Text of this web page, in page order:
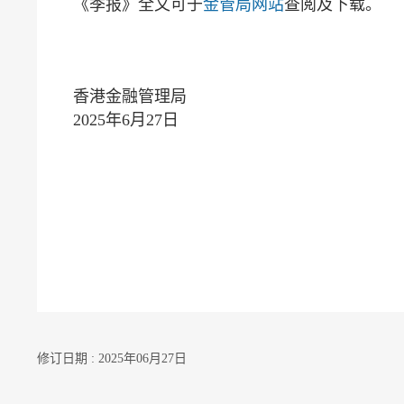
《季报》全文可于金管局网站查阅及下载。
香港金融管理局
2025年6月27日
修订日期 : 2025年06月27日